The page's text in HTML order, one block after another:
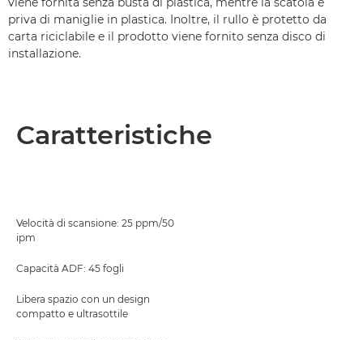
priva di maniglie in plastica. Inoltre, il rullo è protetto da
carta riciclabile e il prodotto viene fornito senza disco di
installazione.
Caratteristiche
Velocità di scansione: 25 ppm/50
ipm
Capacità ADF: 45 fogli
Libera spazio con un design
compatto e ultrasottile